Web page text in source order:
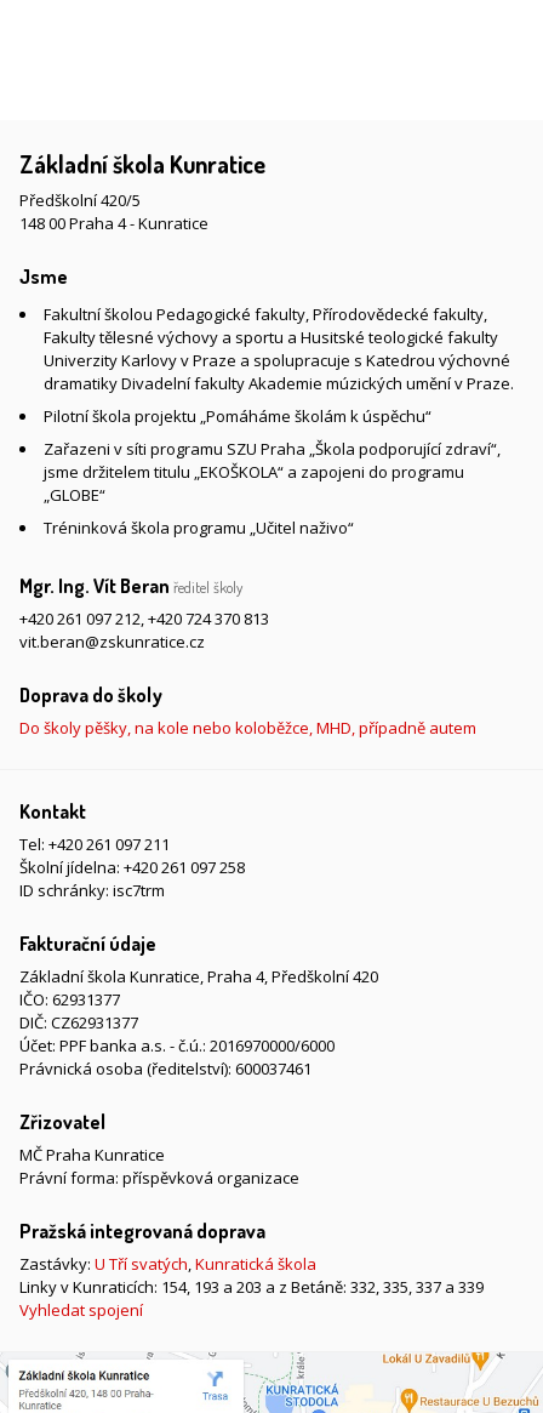
Základní škola Kunratice
Předškolní 420/5
148 00 Praha 4 - Kunratice
Jsme
Fakultní školou Pedagogické fakulty, Přírodovědecké fakulty,
Fakulty tělesné výchovy a sportu a Husitské teologické fakulty
Univerzity Karlovy v Praze a spolupracuje s Katedrou výchovné
dramatiky Divadelní fakulty Akademie múzických umění v Praze.
Pilotní škola projektu „Pomáháme školám k úspěchu“
Zařazeni v síti programu SZU Praha „Škola podporující zdraví“,
jsme držitelem titulu „EKOŠKOLA“ a zapojeni do programu
„GLOBE“
Tréninková škola programu „Učitel naživo“
Mgr. Ing. Vít Beran ředitel školy
+420 261 097 212,+420 724 370 813
vit.beran@zskunratice.cz
Doprava do školy
Do školy pěšky, na kole nebo koloběžce, MHD, případně autem
Kontakt
Tel: +420 261 097 211
Školní jídelna: +420 261 097 258
ID schránky: isc7trm
Fakturační údaje
Základní škola Kunratice, Praha 4, Předškolní 420
IČO: 62931377
DIČ: CZ62931377
Účet: PPF banka a.s. - č.ú.: 2016970000/6000
Právnická osoba (ředitelství): 600037461
Zřizovatel
MČ Praha Kunratice
Právní forma: příspěvková organizace
Pražská integrovaná doprava
Zastávky: U Tří svatých,Kunratická škola
Linky v Kunraticích: 154, 193 a 203 a z Betáně: 332, 335, 337 a 339
Vyhledat spojení